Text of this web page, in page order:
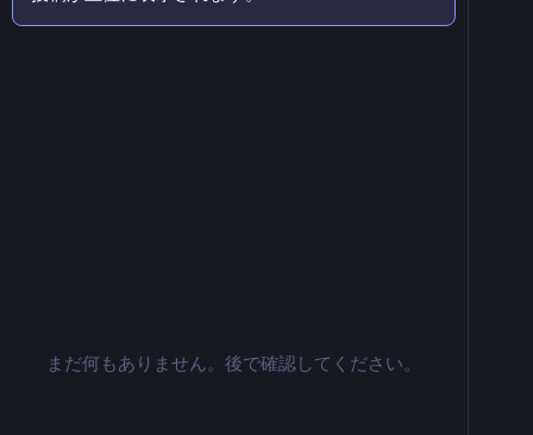
まだ何もありません。後で確認してください。